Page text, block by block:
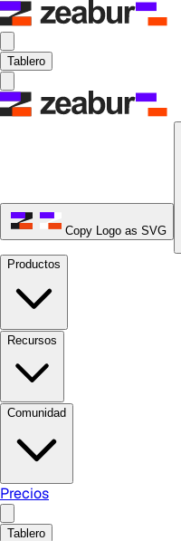
Tablero
Copy Logo as SVG
Productos
Recursos
Comunidad
Precios
Tablero